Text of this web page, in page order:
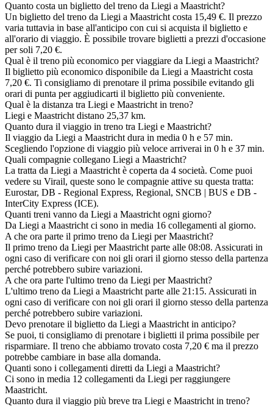
Quanto costa un biglietto del treno da Liegi a Maastricht?
Un biglietto del treno da Liegi a Maastricht costa 15,49 €. Il prezzo
varia tuttavia in base all'anticipo con cui si acquista il biglietto e
all'orario di viaggio. È possibile trovare biglietti a prezzi d'occasione
per soli 7,20 €.
Qual è il treno più economico per viaggiare da Liegi a Maastricht?
Il biglietto più economico disponibile da Liegi a Maastricht costa
7,20 €. Ti consigliamo di prenotare il prima possibile evitando gli
orari di punta per aggiudicarti il biglietto più conveniente.
Qual è la distanza tra Liegi e Maastricht in treno?
Liegi e Maastricht distano 25,37 km.
Quanto dura il viaggio in treno tra Liegi e Maastricht?
Il viaggio da Liegi a Maastricht dura in media 0 h e 57 min.
Scegliendo l'opzione di viaggio più veloce arriverai in 0 h e 37 min.
Quali compagnie collegano Liegi a Maastricht?
La tratta da Liegi a Maastricht è coperta da 4 società. Come puoi
vedere su Virail, queste sono le compagnie attive su questa tratta:
Eurostar, DB - Regional Express, Regional, SNCB | BUS e DB -
InterCity Express (ICE).
Quanti treni vanno da Liegi a Maastricht ogni giorno?
Da Liegi a Maastricht ci sono in media 16 collegamenti al giorno.
A che ora parte il primo treno da Liegi per Maastricht?
Il primo treno da Liegi per Maastricht parte alle 08:08. Assicurati in
ogni caso di verificare con noi gli orari il giorno stesso della partenza
perché potrebbero subire variazioni.
A che ora parte l'ultimo treno da Liegi per Maastricht?
L'ultimo treno da Liegi a Maastricht parte alle 21:15. Assicurati in
ogni caso di verificare con noi gli orari il giorno stesso della partenza
perché potrebbero subire variazioni.
Devo prenotare il biglietto da Liegi a Maastricht in anticipo?
Se puoi, ti consigliamo di prenotare i biglietti il prima possibile per
risparmiare. Il treno che abbiamo trovato costa 7,20 € ma il prezzo
potrebbe cambiare in base alla domanda.
Quanti sono i collegamenti diretti da Liegi a Maastricht?
Ci sono in media 12 collegamenti da Liegi per raggiungere
Maastricht.
Quanto dura il viaggio più breve tra Liegi e Maastricht in treno?